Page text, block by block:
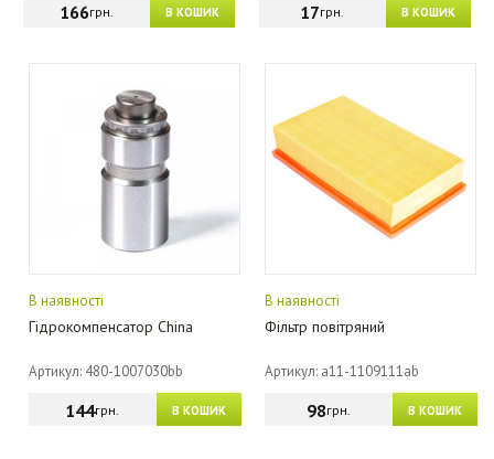
В КОШИК
166грн. В КОШИК
17грн.
В наявності
Гідрокомпенсатор China
Артикул: 480-1007030bb
В КОШИК
144грн.
В наявності
Фільтр повітряний
Артикул: a11-1109111ab
В КОШИК
98грн.